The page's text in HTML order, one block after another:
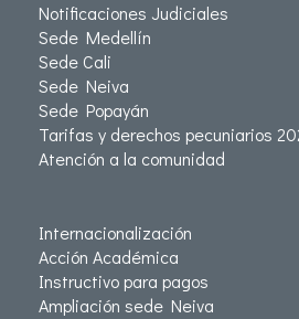
Notificaciones Judiciales
Sede Medellín
Sede Cali
Sede Neiva
Sede Popayán
Tarifas y derechos pecuniarios
Atención a la comunidad
Internacionalización
Acción Académica
Instructivo para pagos
Ampliación sede Neiva